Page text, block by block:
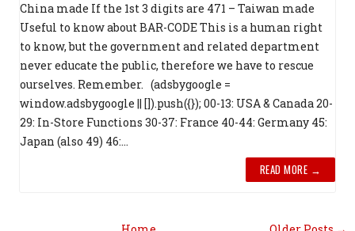
China made If the 1st 3 digits are 471 – Taiwan made
Useful to know about BAR-CODE This is a human right
to know, but the government and related department
never educate the public, therefore we have to rescue
ourselves. Remember. (adsbygoogle =
window.adsbygoogle || []).push({}); 00-13: USA & Canada 20-
29: In-Store Functions 30-37: France 40-44: Germany 45:
Japan (also 49) 46:...
READ MORE →